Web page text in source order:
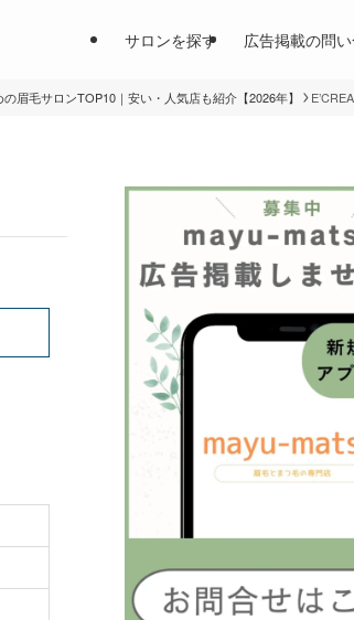
サロンを探す 広告掲載の問
眉毛サロンTOP10｜安い・人気店も紹介【2026年】